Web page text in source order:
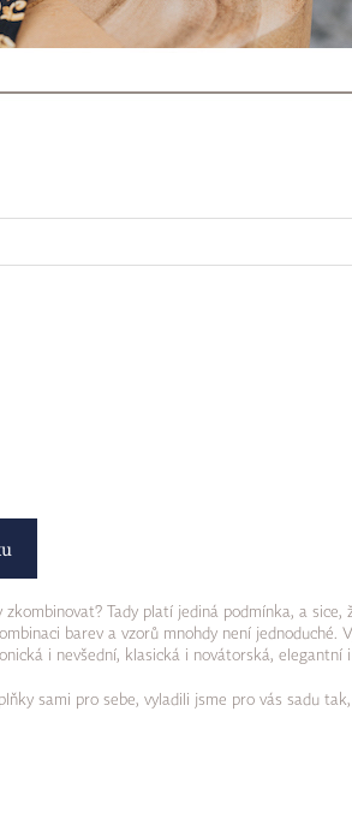
Tady platí jediná podmínka, a sice,
barev a vzorů mnohdy není jednoduché.
i nevšední, klasická i novátorská, elegantní
sami pro sebe, vyladili jsme pro vás sadu tak,